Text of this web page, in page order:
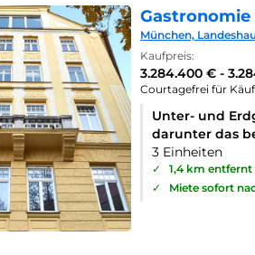
Gastronomie
München,
Kaufpreis:
3.284.400 € -
Courtagefrei für
Unter- und
darunter das
3 Einheiten
✓
1,4 km
✓
Miete sofort